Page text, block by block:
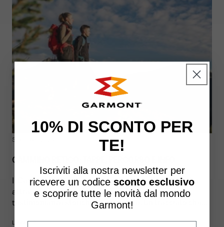
5 GIUGNO 2026
CAMMINO RETICO: TAPPE, PERCORSO E INFO
Il Cammino Retico è un itinerario escursionistico che
attraversa paesaggi alpini, borghi autentici e
testimonianze storiche d’alto valore. Un tracciato che...
LEGGI DI PIÙ
10% DI SCONTO PER
TE!
Iscriviti alla nostra newsletter per
ricevere un codice sconto esclusivo
e scoprire tutte le novità dal mondo
Garmont!